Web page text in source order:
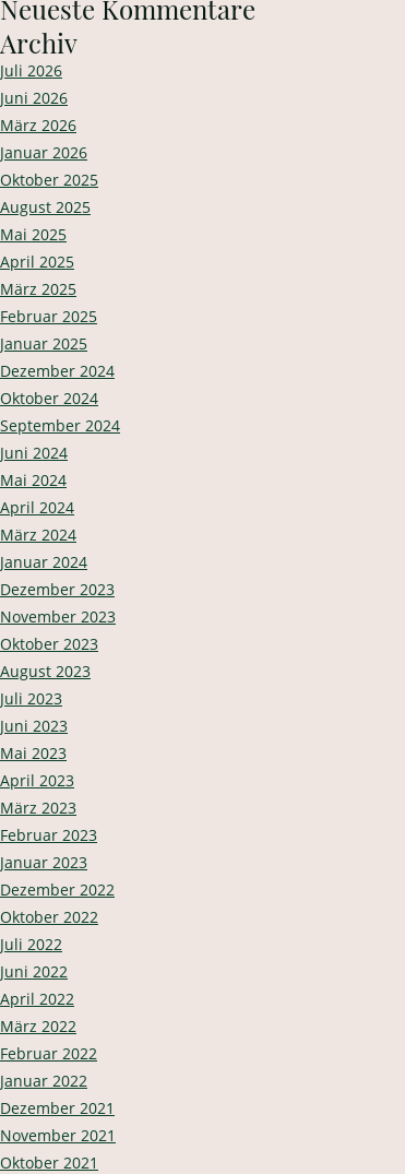
Neueste Kommentare
Archiv
Juli 2026
Juni 2026
März 2026
Januar 2026
Oktober 2025
August 2025
Mai 2025
April 2025
März 2025
Februar 2025
Januar 2025
Dezember 2024
Oktober 2024
September 2024
Juni 2024
Mai 2024
April 2024
März 2024
Januar 2024
Dezember 2023
November 2023
Oktober 2023
August 2023
Juli 2023
Juni 2023
Mai 2023
April 2023
März 2023
Februar 2023
Januar 2023
Dezember 2022
Oktober 2022
Juli 2022
Juni 2022
April 2022
März 2022
Februar 2022
Januar 2022
Dezember 2021
November 2021
Oktober 2021